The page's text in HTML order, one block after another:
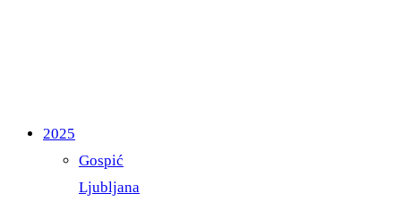
2025
Gospić
Ljubljana